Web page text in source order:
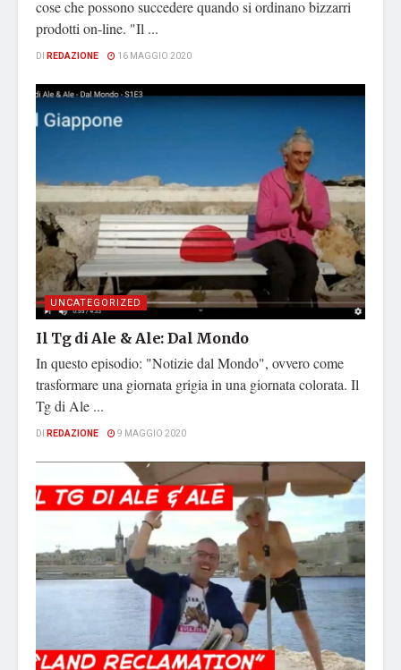
cose che possono succedere quando si ordinano bizzarri
prodotti on-line. "Il ...
DI REDAZIONE 16 MAGGIO 2020
UNCATEGORIZED
Il Tg di Ale & Ale: Dal Mondo
In questo episodio: "Notizie dal Mondo", ovvero come
trasformare una giornata grigia in una giornata colorata. Il
Tg di Ale ...
DI REDAZIONE 9 MAGGIO 2020